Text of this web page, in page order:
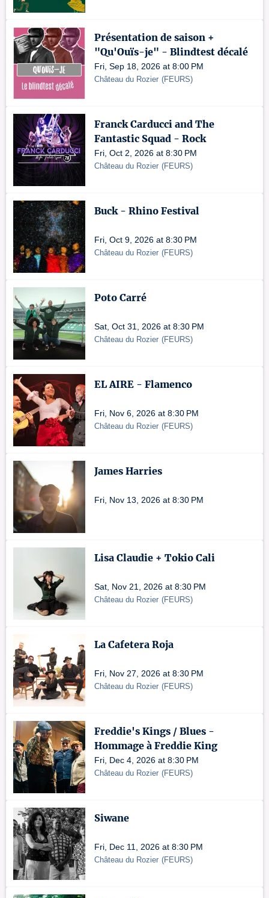
Présentation de saison +
"Qu'Ouïs-je" - Blindtest décalé
Fri, Sep 18, 2026 at 8:00 PM
Château du Rozier (FEURS)
Franck Carducci and The
Fantastic Squad - Rock
Fri, Oct 2, 2026 at 8:30 PM
Château du Rozier (FEURS)
Buck - Rhino Festival
Fri, Oct 9, 2026 at 8:30 PM
Château du Rozier (FEURS)
Poto Carré
Sat, Oct 31, 2026 at 8:30 PM
Château du Rozier (FEURS)
EL AIRE - Flamenco
Fri, Nov 6, 2026 at 8:30 PM
Château du Rozier (FEURS)
James Harries
Fri, Nov 13, 2026 at 8:30 PM
Lisa Claudie + Tokio Cali
Sat, Nov 21, 2026 at 8:30 PM
Château du Rozier (FEURS)
La Cafetera Roja
Fri, Nov 27, 2026 at 8:30 PM
Château du Rozier (FEURS)
Freddie's Kings / Blues -
Hommage à Freddie King
Fri, Dec 4, 2026 at 8:30 PM
Château du Rozier (FEURS)
Siwane
Fri, Dec 11, 2026 at 8:30 PM
Château du Rozier (FEURS)